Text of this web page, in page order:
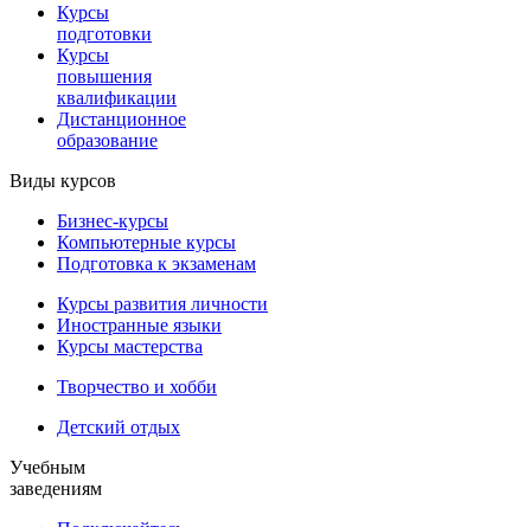
Курсы
подготовки
Курсы
повышения
квалификации
Дистанционное
образование
Виды курсов
Бизнес-курсы
Компьютерные курсы
Подготовка к экзаменам
Курсы развития личности
Иностранные языки
Курсы мастерства
Творчество и хобби
Детский отдых
Учебным
заведениям